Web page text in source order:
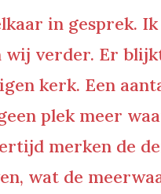
in gesprek.
verder. Er
kerk. Een
plek meer
merken de
wat de